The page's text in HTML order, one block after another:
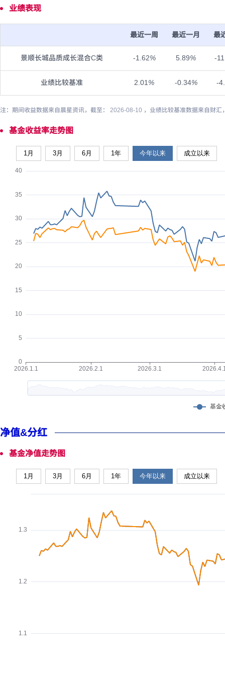
业绩表现
最近一周 最近一月 最
景顺长城品质成长混合C类 -1.62% 5.89% -
业绩比较基准 2.01 % -0.34% -
注：期间收益数据来自晨星资讯，截至： 2026-08-10 ，业绩比较基准数据来自财
基金收益率走势图
1月 3月 6月 1年 今年以来 成立以来
净值&分红
基金净值走势图
1月 3月 6月 1年 今年以来 成立以来